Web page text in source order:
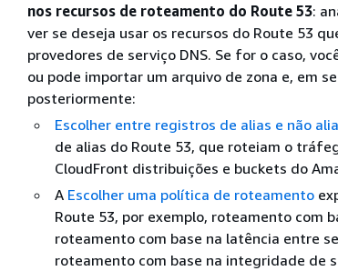
nos recursos de roteamento do Route 53:
ver se deseja usar os recursos do Route 53
provedores de serviço DNS. Se for o caso,
ou pode importar um arquivo de zona e, em
posteriormente:
Escolher entre registros de alias e não
de alias do Route 53, que roteiam o
CloudFront distribuições e buckets do
A Escolher uma política de roteamento
Route 53, por exemplo, roteamento com
roteamento com base na latência entre
roteamento com base na integridade de